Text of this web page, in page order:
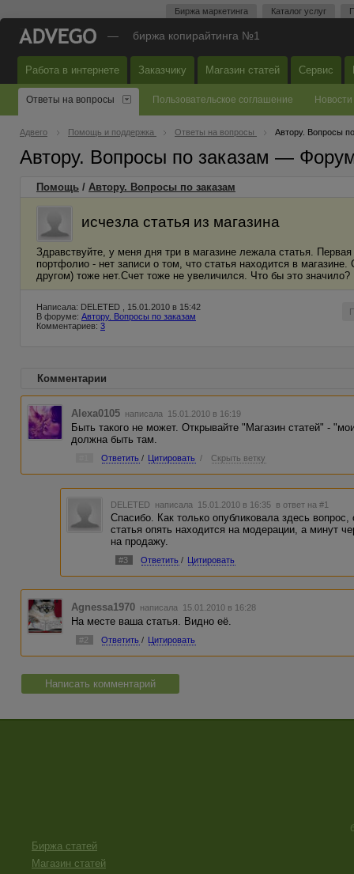
Биржа маркетинга Каталог услуг
— биржа копирайтинга №1
Работа в интернете Заказчику Магазин статей Сервис
Ответы на вопросы Пользовательское соглашение Новости
Адвего Помощь и поддержка Ответы на вопросы Автору. Вопросы
Автору. Вопросы по заказам —
Помощь / Автору. Вопросы по заказам
исчезла статья из магазина
Здравствуйте, у меня дня три в магазине лежала статья.
портфолио - нет записи о том, что статья находится в
другом) тоже нет.Счет тоже не увеличился. Что бы это значило?
Написала: DELETED , 15.01.2010 в 15:42
В форуме: Автору. Вопросы по заказам
Комментариев: 3
Комментарии
Alexa0105 написала 15.01.2010 в 16:19
Быть такого не может. Открывайте "Магазин статей" -
должна быть там.
Ответить / Цитировать / Скрыть ветку
DELETED написала 15.01.2010 в 16:35 в ответ на #1
Спасибо. Как только опубликовала здесь
статья опять находится на модерации, а минут
на продажу.
#3 Ответить / Цитировать
Agnessa1970 написала 15.01.2010 в 16:28
На месте ваша статья. Видно её.
#2 Ответить / Цитировать
Написать комментарий
Биржа статей
Магазин статей